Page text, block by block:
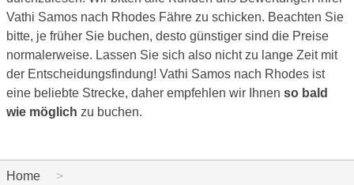
Vathi Samos nach Rhodes Fähre zu schicken. Beachten Sie
bitte, je früher Sie buchen, desto günstiger sind die Preise
normalerweise. Lassen Sie sich also nicht zu lange Zeit mit
der Entscheidungsfindung! Vathi Samos nach Rhodes ist
eine beliebte Strecke, daher empfehlen wir Ihnen so bald
wie möglich zu buchen.
Home